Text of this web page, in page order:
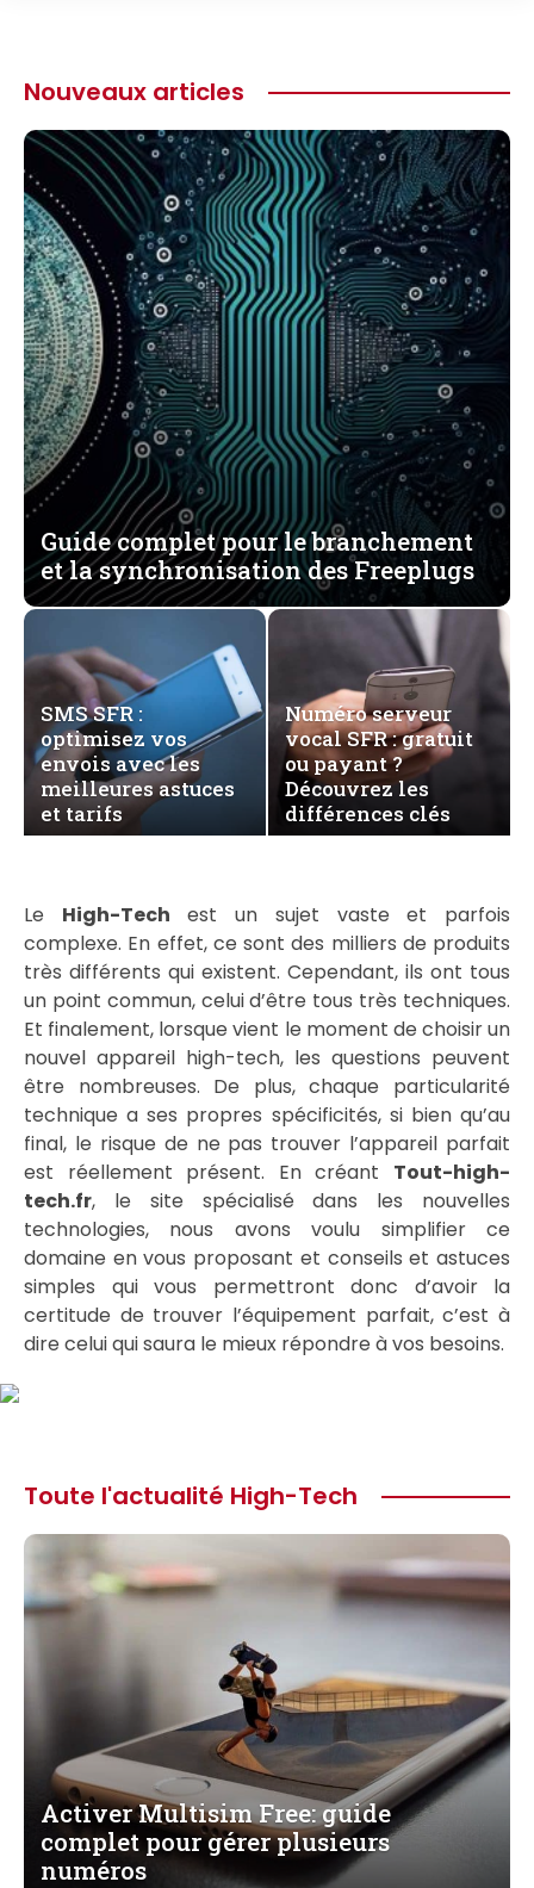
Nouveaux articles
Guide complet pour le branchement
et la synchronisation des Freeplugs
SMS SFR :
optimisez vos
envois avec les
meilleures astuces
et tarifs
Numéro serveur
vocal SFR : gratuit
ou payant ?
Découvrez les
différences clés
Le High-Tech est un sujet vaste et parfois
complexe. En effet, ce sont des milliers de produits
très différents qui existent. Cependant, ils ont tous
un point commun, celui d’être tous très techniques.
Et finalement, lorsque vient le moment de choisir un
nouvel appareil high-tech, les questions peuvent
être nombreuses. De plus, chaque particularité
technique a ses propres spécificités, si bien qu’au
final, le risque de ne pas trouver l’appareil parfait
est réellement présent. En créant Tout-high-
tech.fr, le site spécialisé dans les nouvelles
technologies, nous avons voulu simplifier ce
domaine en vous proposant et conseils et astuces
simples qui vous permettront donc d’avoir la
certitude de trouver l’équipement parfait, c’est à
dire celui qui saura le mieux répondre à vos besoins.
Toute l'actualité High-Tech
Activer Multisim Free: guide
complet pour gérer plusieurs
numéros